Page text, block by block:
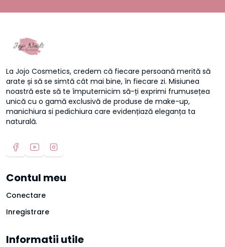
La Jojo Cosmetics, credem că fiecare persoană merită să
arate și să se simtă cât mai bine, în fiecare zi. Misiunea
noastră este să te împuternicim să-ți exprimi frumusețea
unică cu o gamă exclusivă de produse de make-up,
manichiura si pedichiura care evidențiază eleganța ta
naturală.
Contul meu
Conectare
Inregistrare
Informatii utile